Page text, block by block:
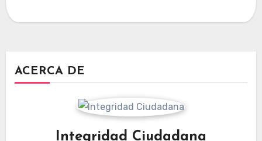
ACERCA DE
Integridad Ciudadana